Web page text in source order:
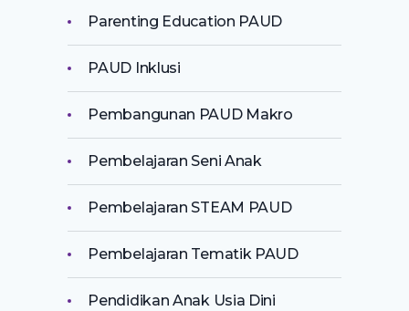
Parenting Education PAUD
PAUD Inklusi
Pembangunan PAUD Makro
Pembelajaran Seni Anak
Pembelajaran STEAM PAUD
Pembelajaran Tematik PAUD
Pendidikan Anak Usia Dini